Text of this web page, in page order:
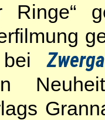
Ringe“
bei